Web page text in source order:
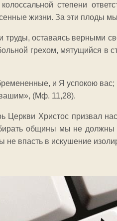
степени
жизни. За эти плоды
оставаясь верными
грехом, мятущийся в
и Я успокою вас;
(Мф. 11,28).
Церкви Христос призвал
общины мы не должны
не впасть в искушение